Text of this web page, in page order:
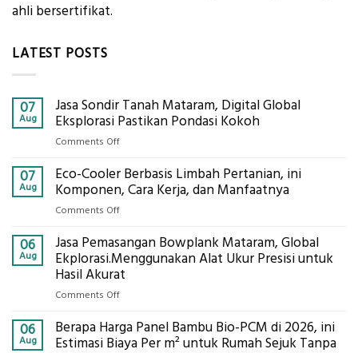
ahli bersertifikat.
LATEST POSTS
07
Aug
Jasa Sondir Tanah Mataram, Digital Global
Eksplorasi Pastikan Pondasi Kokoh
Comments Offon
Sondir
Tanah
Eksplorasi
Pastikan
Pondasi
Kokoh
07
Aug
Eco-Cooler Berbasis Limbah Pertanian, ini
Komponen, Cara Kerja, dan Manfaatnya
Comments Offon
Cooler
Berbasis
Limbah
Cara
Kerja,
06
Aug
Jasa Pemasangan Bowplank Mataram, Global
Ekplorasi.Menggunakan Alat Ukur Presisi untuk
Hasil Akurat
Comments Offon
Pemasangan
Bowplank
06
Aug
Berapa Harga Panel Bambu Bio-PCM di 2026, ini
Estimasi Biaya Per m² untuk Rumah Sejuk Tanpa